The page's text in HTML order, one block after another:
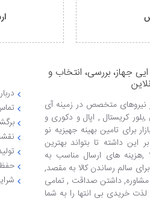
جهاز، بررسی، انتخاب و
نیروهای متخصص در زمینه آی
کریستال , اپال و دکوری و
33 ساله در بازار برای تامین بهینه جهیزیه نو
داشته تا بتواند بهترین
های ارسال مناسب به
سالم رساندن کالا به مقصد,
داشتن صداقت , تمامی
لذت خریدی بی انتها را به شما